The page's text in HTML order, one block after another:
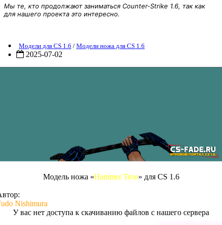
Мы те, кто продолжают заниматься Counter-Strike 1.6, так как
для нашего проекта это интересно.
Модели для CS 1.6 / Модели ножа для CS 1.6
2025-07-02
Модель ножа «Hammer Tron» для CS 1.6
Nishimura
У вас нет доступа к скачиванию файлов с нашего сервера